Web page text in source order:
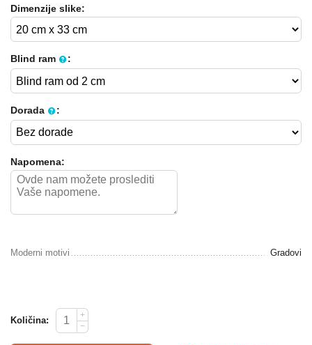
Dimenzije slike:
Blind ram :
Dorada :
Napomena:
Moderni motivi Gradovi
Količina:
+
−